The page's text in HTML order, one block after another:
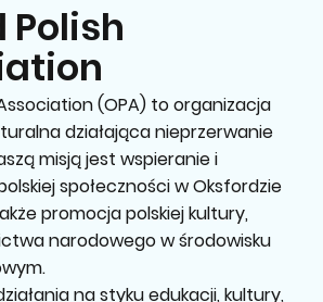
Polish
(OPA) to organizacja
działająca nieprzerwanie
misją jest wspieranie i
społeczności w Oksfordzie
promocja polskiej kultury,
narodowego w środowisku
na styku edukacji, kultury,